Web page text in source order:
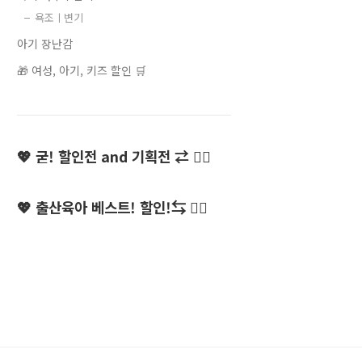
욕조ㅣ변기
아기 장난감
🎁 여성, 아기, 키즈 할인 🛒
💖 굳! 할인전 and 기획전 ⇄ 👍🏻
💖 출산육아 베스트! 할인!⇆ 👍🏻